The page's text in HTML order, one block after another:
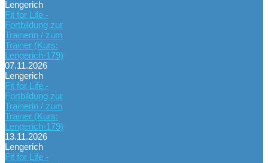
Lengerich
Fit for Life -
Fortbildung zur
Trainerin / zum
Trainer (Kurs:
Lengerich-179)
07.11.2026
Lengerich
Fit for Life -
Fortbildung zur
Trainerin / zum
Trainer (Kurs:
Lengerich-179)
13.11.2026
Lengerich
Fit for Life -